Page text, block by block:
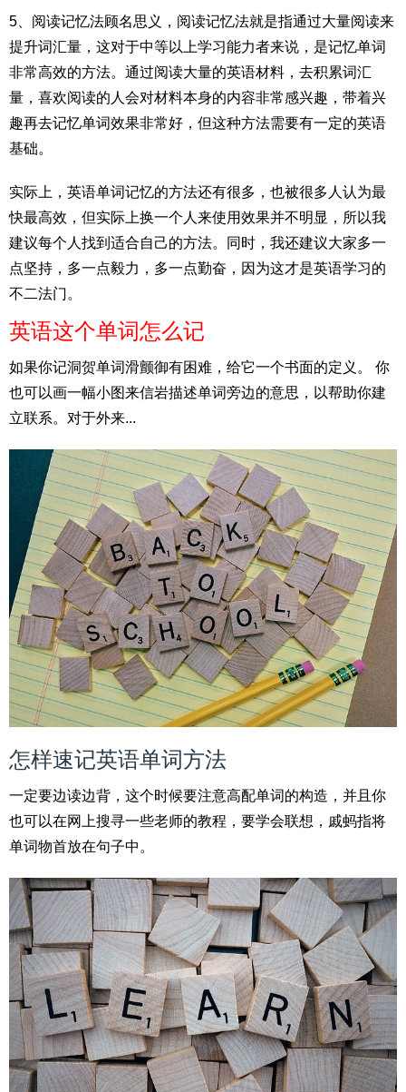
5、阅读记忆法顾名思义，阅读记忆法就是指通过大量阅读来
提升词汇量，这对于中等以上学习能力者来说，是记忆单词
非常高效的方法。通过阅读大量的英语材料，去积累词汇
量，喜欢阅读的人会对材料本身的内容非常感兴趣，带着兴
趣再去记忆单词效果非常好，但这种方法需要有一定的英语
基础。
实际上，英语单词记忆的方法还有很多，也被很多人认为最
快最高效，但实际上换一个人来使用效果并不明显，所以我
建议每个人找到适合自己的方法。同时，我还建议大家多一
点坚持，多一点毅力，多一点勤奋，因为这才是英语学习的
不二法门。
英语这个单词怎么记
如果你记洞贺单词滑颤御有困难，给它一个书面的定义。 你
也可以画一幅小图来信岩描述单词旁边的意思，以帮助你建
立联系。对于外来...
怎样速记英语单词方法
一定要边读边背，这个时候要注意高配单词的构造，并且你
也可以在网上搜寻一些老师的教程，要学会联想，戚蚂指将
单词物首放在句子中。